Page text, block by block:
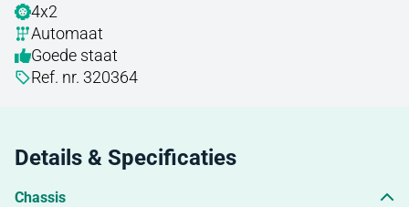
4x2
Automaat
Goede staat
Ref. nr. 320364
Details & Specificaties
Chassis